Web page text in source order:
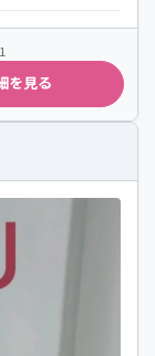
を見る